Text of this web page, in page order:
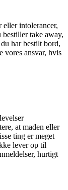
eller intolerancer,
take away,
har bestilt bord,
vores ansvar, hvis
at maden eller
ting er meget
lever op til
hurtigt